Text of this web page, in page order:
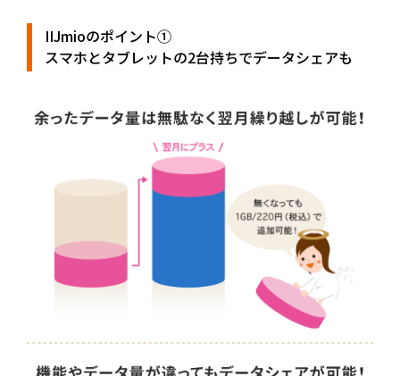
IIJmioのポイント①
スマホとタブレットの2台持ちでデータシェアも